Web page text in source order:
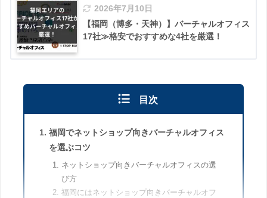
2026年7月10日
【福岡（博多・天神）】バーチャルオフィス
17社≫格安でおすすめな4社を厳選！
目次
福岡でネットショップ向きバーチャルオフィス
を選ぶコツ
ネットショップ向きバーチャルオフィスの選
び方
福岡にはネットショップ向きバーチャルオフ